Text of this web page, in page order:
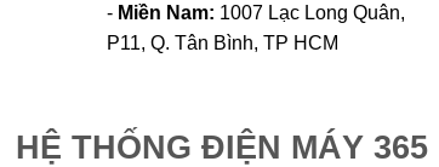
- Miền Nam: 1007 Lạc Long Quân,
P11, Q. Tân Bình, TP HCM
HỆ THỐNG ĐIỆN MÁY 365